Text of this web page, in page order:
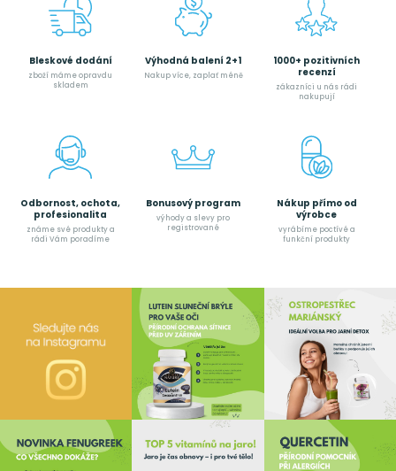
Bleskové dodání
zboží máme opravdu
skladem
Výhodná balení 2+1
Nakup více, zaplať méně
1000+ pozitivních
recenzí
zákazníci u nás rádi
nakupují
Odbornost, ochota,
profesionalita
známe své produkty a
rádi Vám poradíme
Bonusový program
výhody a slevy pro
registrované
Nákup přímo od
výrobce
vyrábíme poctívé a
funkční produkty